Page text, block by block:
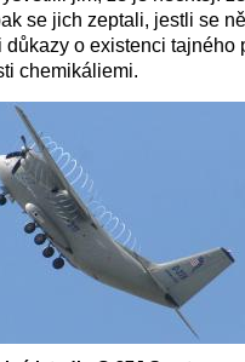
se jich zeptali, jestli se
důkazy o existenci tajného
chemikáliemi.